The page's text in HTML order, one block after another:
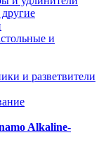
и
и разветвители
Alkaline-